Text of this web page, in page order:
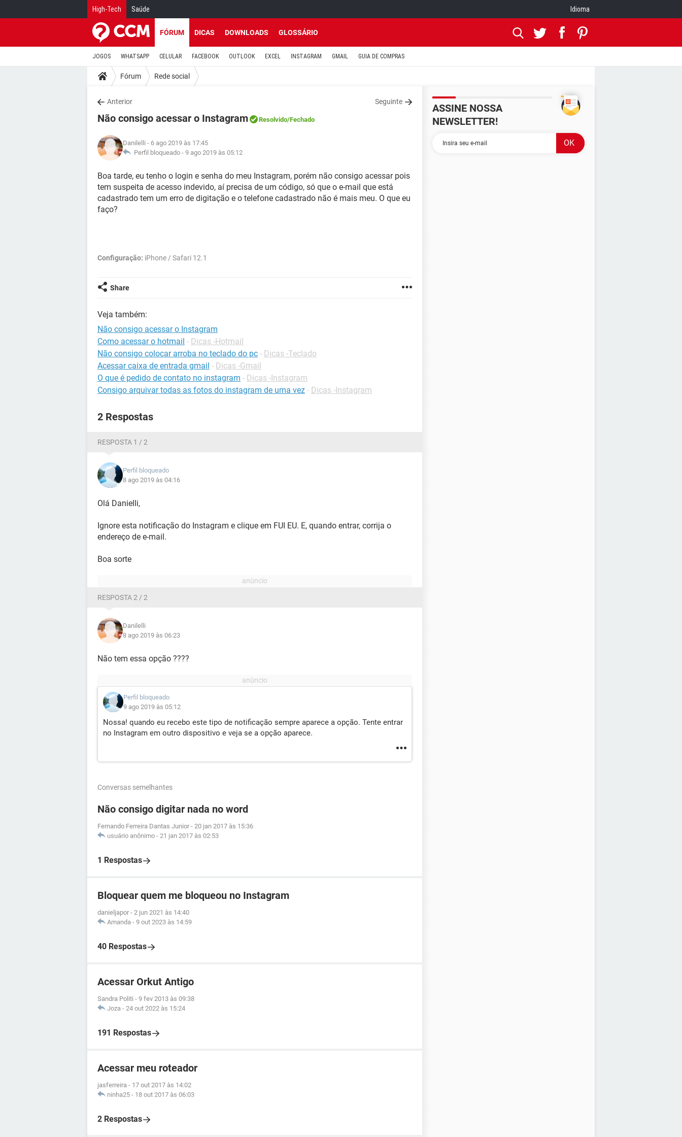
High-Tech Saúde Idioma
FÓRUM DICAS DOWNLOADS GLOSSÁRIO
JOGOS WHATSAPP CELULAR FACEBOOK OUTLOOK EXCEL INSTAGRAM GMAIL GUIA DE COMPRAS
Fórum Rede social
Anterior Seguinte
Não consigo acessar o Instagram Resolvido/Fechado
Danilelli - 6 ago 2019 às 17:45
Perfil bloqueado - 9 ago 2019 às 05:12
Boa tarde, eu tenho o login e senha do meu Instagram, porém não consigo acessar pois
tem suspeita de acesso indevido, aí precisa de um código, só que o e-mail que está
cadastrado tem um erro de digitação e o telefone cadastrado não é mais meu. O que eu
faço?
Configuração: iPhone / Safari 12.1
Share
Veja também:
Não consigo acessar o Instagram
Como acessar o hotmail - Dicas -Hotmail
Não consigo colocar arroba no teclado do pc - Dicas -Teclado
Acessar caixa de entrada gmail - Dicas -Gmail
O que é pedido de contato no instagram - Dicas -Instagram
Consigo arquivar todas as fotos do instagram de uma vez - Dicas -Instagram
2 Respostas
RESPOSTA 1 / 2
Perfil bloqueado
8 ago 2019 às 04:16
Olá Danielli,
Ignore esta notificação do Instagram e clique em FUI EU. E, quando entrar, corrija o
endereço de e-mail.
Boa sorte
RESPOSTA 2 / 2
Danilelli
8 ago 2019 às 06:23
Não tem essa opção ????
Perfil bloqueado
9 ago 2019 às 05:12
Nossa! quando eu recebo este tipo de notificação sempre aparece a opção. Tente entrar
no Instagram em outro dispositivo e veja se a opção aparece.
Conversas semelhantes
Não consigo digitar nada no word
Fernando Ferreira Dantas Junior - 20 jan 2017 às 15:36
usuário anônimo - 21 jan 2017 às 02:53
1 Respostas
Bloquear quem me bloqueou no Instagram
danieljapor - 2 jun 2021 às 14:40
Amanda - 9 out 2023 às 14:59
40 Respostas
Acessar Orkut Antigo
Sandra Politi - 9 fev 2013 às 09:38
Joza - 24 out 2022 às 15:24
191 Respostas
Acessar meu roteador
jasferreira - 17 out 2017 às 14:02
ninha25 - 18 out 2017 às 06:03
2 Respostas
ASSINE NOSSA
NEWSLETTER!